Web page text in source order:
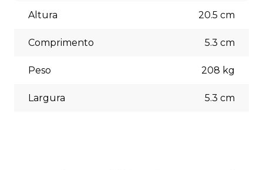
(5% off) cartões de crédito, boleto bancário. Você pode
escolher a opção que melhor se adapte às suas
Altura 20.5 cm
Comprimento 5.3 cm
Peso 208 kg
Largura 5.3 cm